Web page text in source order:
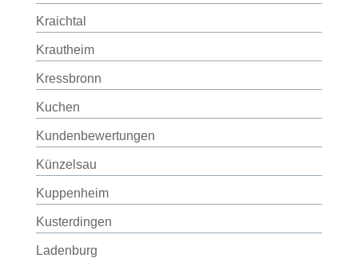
Kraichtal
Krautheim
Kressbronn
Kuchen
Kundenbewertungen
Künzelsau
Kuppenheim
Kusterdingen
Ladenburg